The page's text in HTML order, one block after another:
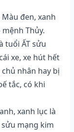
đen, xanh
Thủy.
tuổi ẤT sửu
xe, xe hút hết
nhân hay bị
tắc, có khi
xanh lục là
mạng kim